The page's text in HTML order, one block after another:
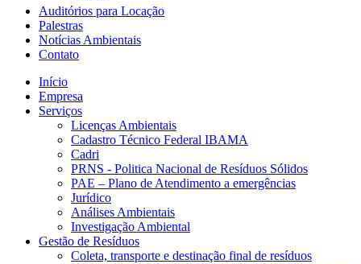
Auditórios para Locação
Palestras
Notícias Ambientais
Contato
Início
Empresa
Serviços
Licenças Ambientais
Cadastro Técnico Federal IBAMA
Cadri
PRNS - Politica Nacional de Resíduos Sólidos
PAE – Plano de Atendimento a emergências
Jurídico
Análises Ambientais
Investigação Ambiental
Gestão de Resíduos
Coleta, transporte e destinação final de resíduos